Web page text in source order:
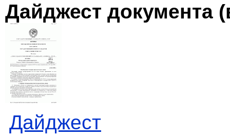
Дайджест документа
Дайджест